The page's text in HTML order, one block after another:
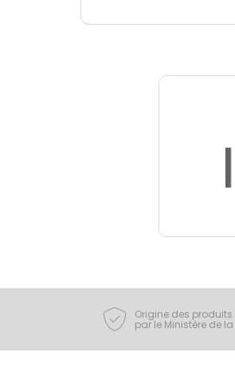
Origine des produits
par le Ministère de